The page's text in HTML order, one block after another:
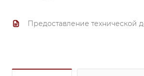
Предоставление технической